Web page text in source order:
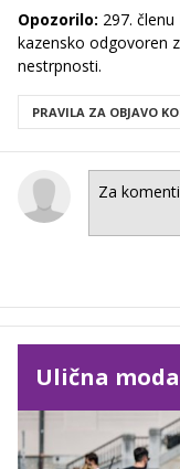
Opozorilo: 297.
kazensko odgovoren
nestrpnosti.
PRAVILA ZA OBJAVO
Ulična moda